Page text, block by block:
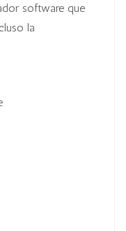
software que
la